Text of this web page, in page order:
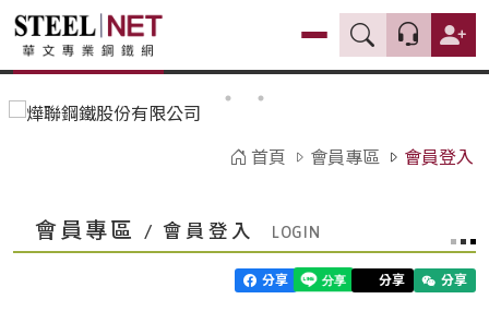
首頁 會員專區 會員登入
會員專區 / 會員登入
分享 分享 分享